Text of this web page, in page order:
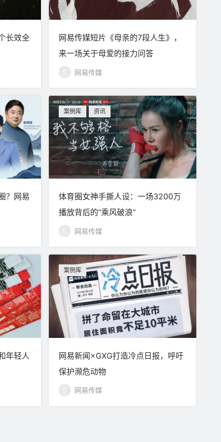
长效全
网易传媒短片《母亲的7段人生》，
来一场关于母爱的接力问答
网易传媒
？网易
案例库 资讯
体育圈女神手撕人设：一场3200万
播放背后的“乘风破浪”
网易传媒
年轻人
案例库
网易新闻×GXG打造冷点日报，呼吁
保护濒危动物
网易传媒